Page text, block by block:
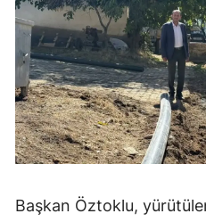
Başkan Öztoklu,